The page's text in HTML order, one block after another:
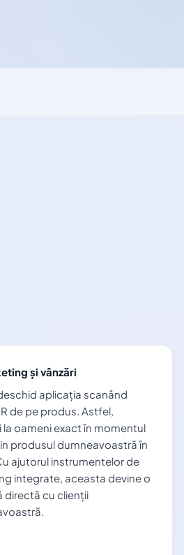
și vânzări
aplicația scanând
de pe produs. Astfel,
la oameni exact în momentul
produsul dumneavoastră în
ajutorul instrumentelor de
integrate, aceasta devine o
directă cu clienții